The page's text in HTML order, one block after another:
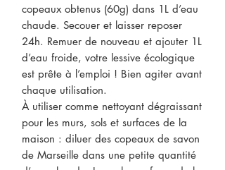
copeaux obtenus (60g) dans 1L d’eau
chaude. Secouer et laisser reposer
24h. Remuer de nouveau et ajouter 1L
d’eau froide, votre lessive écologique
est prête à l’emploi ! Bien agiter avant
chaque utilisation.
À utiliser comme nettoyant dégraissant
pour les murs, sols et surfaces de la
maison : diluer des copeaux de savon
de Marseille dans une petite quantité